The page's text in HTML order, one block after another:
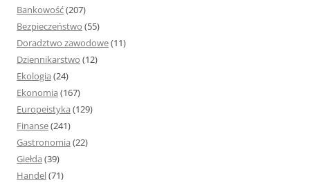
Bankowość(207)
Bezpieczeństwo (55)
Doradztwo zawodowe(11)
Dziennikarstwo (12)
Ekologia (24)
Ekonomia (167)
Europeistyka (129)
Finanse(241)
Gastronomia (22)
Giełda (39)
Handel(71)